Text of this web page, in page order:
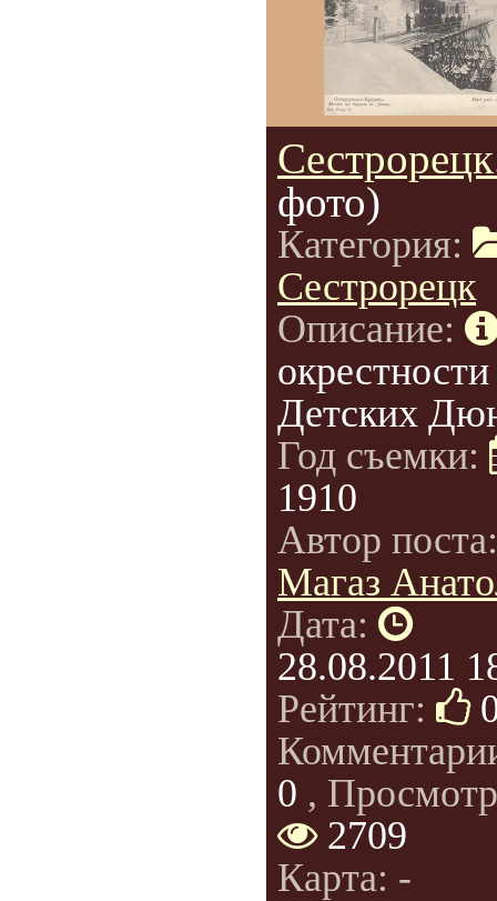
фото)
Категория:
Сестрорецк
Описание:
окрестности
Детских
Год съемки:
1910
Автор
Магаз
Дата:
28.08.2011
Рейтинг:
0 ,
2709
Карта: -